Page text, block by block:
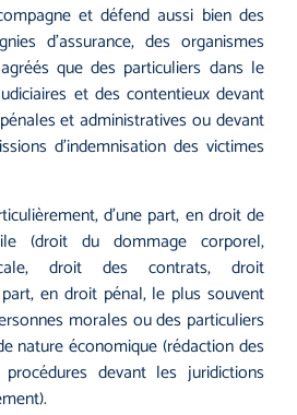
et défend aussi bien des
d’assurance, des organismes
que des particuliers dans le
et des contentieux devant
et administratives ou devant
d’indemnisation des victimes
d’une part, en droit de
(droit du dommage corporel,
droit des contrats, droit
en droit pénal, le plus souvent
morales ou des particuliers
nature économique (rédaction des
devant les juridictions